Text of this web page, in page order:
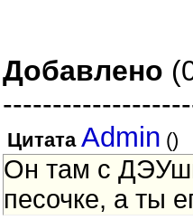
Добавлено
Цитата Admin ()
Он там с
песочке, а ты